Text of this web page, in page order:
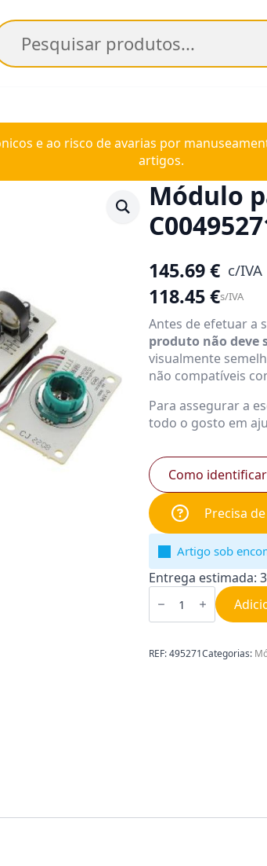
e ao risco de avarias por
artigos.
Módulo
145.69€ c/IVA
118.45€s/IVA
Antes de efetuar a
produto não deve
visualmente
não compatíveis
Para assegurar a
todo o gosto em
Como
Precisa
Artigo sob
Entrega estimada:
Quantidade
de
para
ondas
Ariston
REF:495271Categorias: